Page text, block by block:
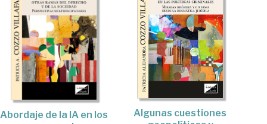
Abordaje de la IA en los
Algunas cuestiones